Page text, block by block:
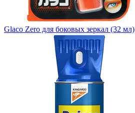
Glaco Zero для боковых зеркал (32 мл)